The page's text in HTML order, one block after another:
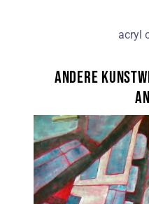
acryl
Andere